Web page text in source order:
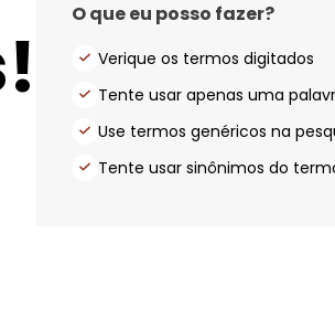
O que eu posso fazer?
Verique os termos digitados
Tente usar apenas uma
Use termos genéricos na
Tente usar sinônimos do